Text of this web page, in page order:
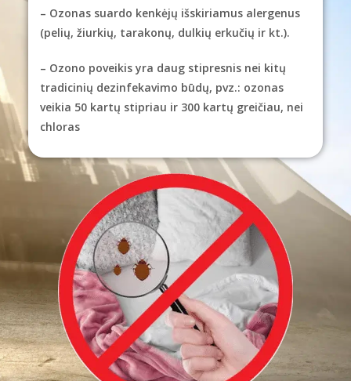
– Ozonas suardo kenkėjų išskiriamus alergenus
(pelių, žiurkių, tarakonų, dulkių erkučių ir kt.).
– Ozono poveikis yra daug stipresnis nei kitų
tradicinių dezinfekavimo būdų, pvz.: ozonas
veikia 50 kartų stipriau ir 300 kartų greičiau, nei
chloras